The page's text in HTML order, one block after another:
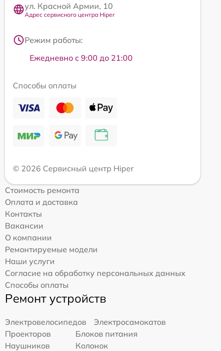
ул. Красной Армии, 10
Адрес сервисного центра Hiper
Режим работы:
Ежедневно с 9:00 до 21:00
Способы оплаты
© 2026 Сервисный центр Hiper
Стоимость ремонта
Оплата и доставка
Контакты
Вакансии
О компании
Ремонтируемые модели
Наши услуги
Согласие на обработку персональных данных
Способы оплаты
Ремонт устройств
Электровелосипедов
Электросамокатов
Проекторов
Блоков питания
Наушников
Колонок